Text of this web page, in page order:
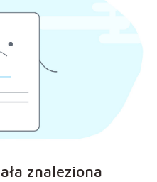
znaleziona